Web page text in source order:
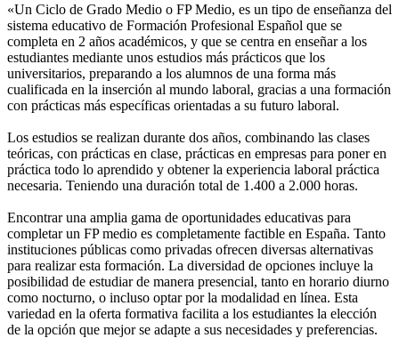
«Un Ciclo de Grado Medio o FP Medio, es un tipo de enseñanza del
sistema educativo de Formación Profesional Español que se
completa en 2 años académicos, y que se centra en enseñar a los
estudiantes mediante unos estudios más prácticos que los
universitarios, preparando a los alumnos de una forma más
cualificada en la inserción al mundo laboral, gracias a una formación
con prácticas más específicas orientadas a su futuro laboral.
Los estudios se realizan durante dos años, combinando las clases
teóricas, con prácticas en clase, prácticas en empresas para poner en
práctica todo lo aprendido y obtener la experiencia laboral práctica
necesaria. Teniendo una duración total de 1.400 a 2.000 horas.
Encontrar una amplia gama de oportunidades educativas para
completar un FP medio es completamente factible en España. Tanto
instituciones públicas como privadas ofrecen diversas alternativas
para realizar esta formación. La diversidad de opciones incluye la
posibilidad de estudiar de manera presencial, tanto en horario diurno
como nocturno, o incluso optar por la modalidad en línea. Esta
variedad en la oferta formativa facilita a los estudiantes la elección
de la opción que mejor se adapte a sus necesidades y preferencias.